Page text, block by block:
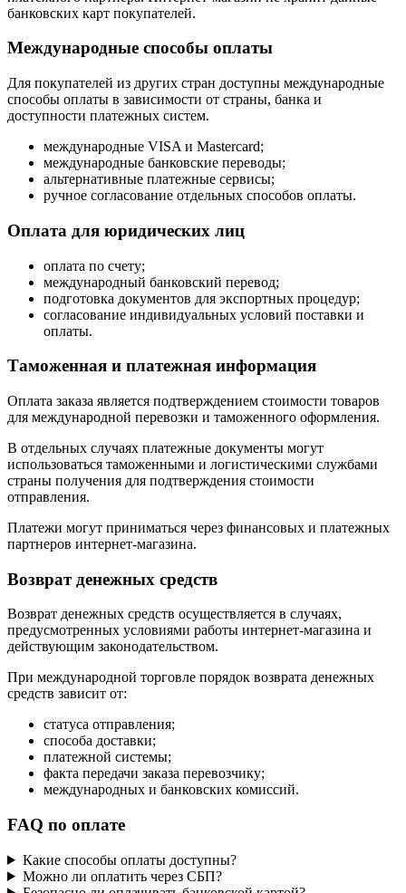
банковских карт покупателей.
Международные способы оплаты
Для покупателей из других стран доступны международные
способы оплаты в зависимости от страны, банка и
доступности платежных систем.
международные VISA и Mastercard;
международные банковские переводы;
альтернативные платежные сервисы;
ручное согласование отдельных способов оплаты.
Оплата для юридических лиц
оплата по счету;
международный банковский перевод;
подготовка документов для экспортных процедур;
согласование индивидуальных условий поставки и
оплаты.
Таможенная и платежная информация
Оплата заказа является подтверждением стоимости товаров
для международной перевозки и таможенного оформления.
В отдельных случаях платежные документы могут
использоваться таможенными и логистическими службами
страны получения для подтверждения стоимости
отправления.
Платежи могут приниматься через финансовых и платежных
партнеров интернет-магазина.
Возврат денежных средств
Возврат денежных средств осуществляется в случаях,
предусмотренных условиями работы интернет-магазина и
действующим законодательством.
При международной торговле порядок возврата денежных
средств зависит от:
статуса отправления;
способа доставки;
платежной системы;
факта передачи заказа перевозчику;
международных и банковских комиссий.
FAQ по оплате
Какие способы оплаты доступны?
Можно ли оплатить через СБП?